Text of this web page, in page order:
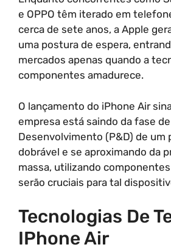
e OPPO têm iterado em
cerca de sete anos, a Apple
uma postura de espera,
mercados apenas quando a
componentes amadurece.
O lançamento do iPhone Air
empresa está saindo da fase
Desenvolvimento (P&D) de um
dobrável e se aproximando da
massa, utilizando
serão cruciais para tal
Tecnologias De
IPhone Air